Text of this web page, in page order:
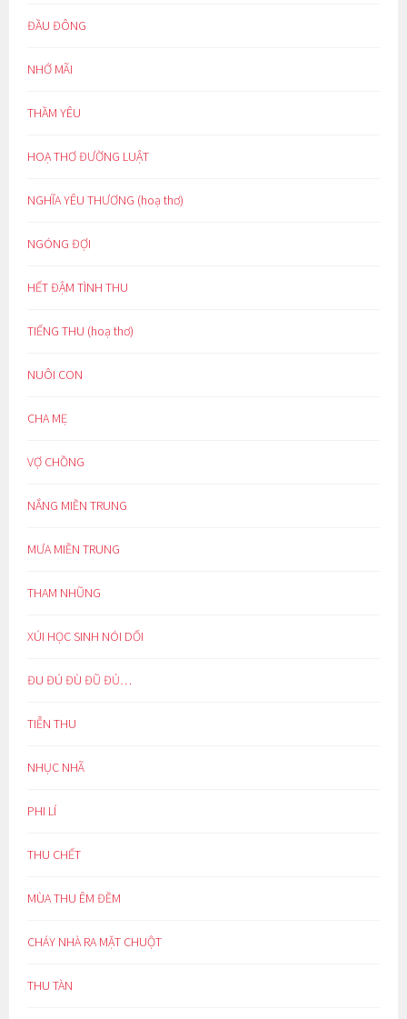
ĐẦU ĐÔNG
NHỚ MÃI
THẦM YÊU
HOẠ THƠ ĐƯỜNG LUẬT
NGHĨA YÊU THƯƠNG (hoạ thơ)
NGÓNG ĐỢI
HẾT ĐẬM TÌNH THU
TIẾNG THU (hoạ thơ)
NUÔI CON
CHA MẸ
VỢ CHỒNG
NẮNG MIỀN TRUNG
MƯA MIỀN TRUNG
THAM NHŨNG
XÚI HỌC SINH NÓI DỐI
ĐU ĐÚ ĐÙ ĐŨ ĐỦ…
TIỄN THU
NHỤC NHÃ
PHI LÍ
THU CHẾT
MÙA THU ÊM ĐỀM
CHÁY NHÀ RA MẶT CHUỘT
THU TÀN